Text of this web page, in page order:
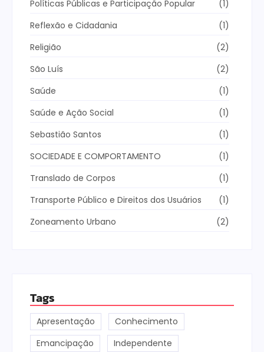
Políticas Públicas e Participação Popular
(1)
Reflexão e Cidadania
(1)
Religião
(2)
São Luís
(2)
Saúde
(1)
Saúde e Ação Social
(1)
Sebastião Santos
(1)
SOCIEDADE E COMPORTAMENTO
(1)
Translado de Corpos
(1)
Transporte Público e Direitos dos Usuários
(1)
Zoneamento Urbano
(2)
Tags
Apresentação
Conhecimento
Emancipação
Independente